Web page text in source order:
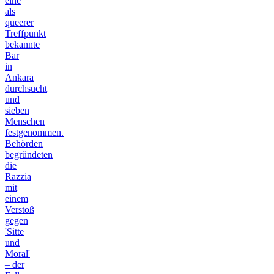
als
queerer
Treffpunkt
bekannte
Bar
in
Ankara
durchsucht
und
sieben
Menschen
festgenommen.
Behörden
begründeten
die
Razzia
mit
einem
Verstoß
gegen
'Sitte
und
Moral'
– der